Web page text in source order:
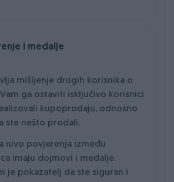
i medalje
mišljenje drugih korisnika o
ga ostaviti isključivo korisnici
kupoprodaju, odnosno
ste nešto prodali.
nivo povjerenja između
imaju dojmovi i medalje.
je pokazatelj da ste siguran i